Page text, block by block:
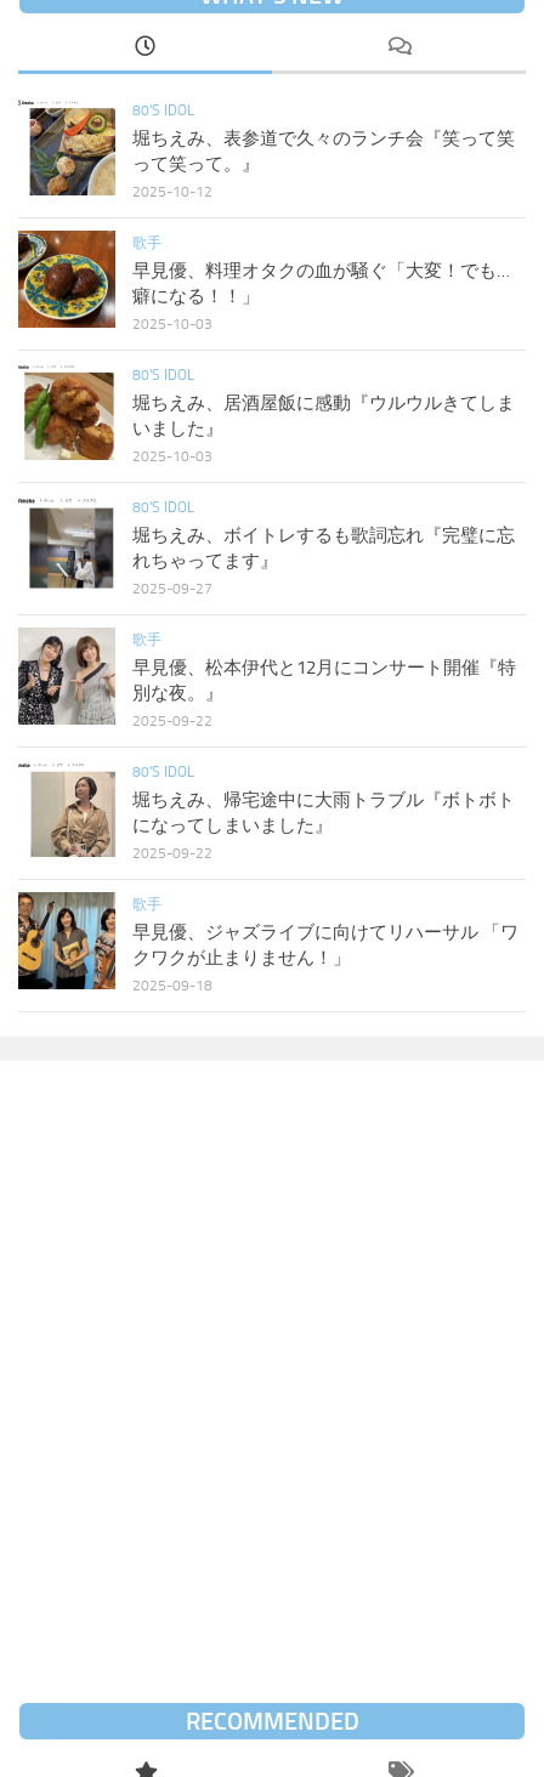
80'S IDOL
堀ちえみ、表参道で久々のランチ会『笑って笑
って笑って。』
2025-10-12
歌手
早見優、料理オタクの血が騒ぐ「大変！でも…
癖になる！！」
2025-10-03
80'S IDOL
堀ちえみ、居酒屋飯に感動『ウルウルきてしま
いました』
2025-10-03
80'S IDOL
堀ちえみ、ボイトレするも歌詞忘れ『完璧に忘
れちゃってます』
2025-09-27
歌手
早見優、松本伊代と12月にコンサート開催『特
別な夜。』
2025-09-22
80'S IDOL
堀ちえみ、帰宅途中に大雨トラブル『ボトボト
になってしまいました』
2025-09-22
歌手
早見優、ジャズライブに向けてリハーサル 「ワ
クワクが止まりません！」
2025-09-18
RECOMMENDED